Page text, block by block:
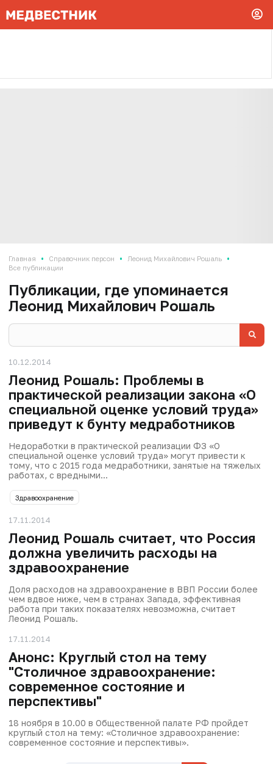
Главная • Справочник персон • Леонид Михайлович Рошаль •
Все публикации
Публикации, где упоминается
Леонид Михайлович Рошаль
10.12.2014
Леонид Рошаль: Проблемы в
практической реализации закона «О
специальной оценке условий труда»
приведут к бунту медработников
Недоработки в практической реализации ФЗ «О
специальной оценке условий труда» могут привести к
тому, что с 2015 года медработники, занятые на тяжелых
работах, с вредными...
Здравоохранение
17.11.2014
Леонид Рошаль считает, что Россия
должна увеличить расходы на
здравоохранение
Доля расходов на здравоохранение в ВВП России более
чем вдвое ниже, чем в странах Запада, эффективная
работа при таких показателях невозможна, считает
Леонид Рошаль.
17.11.2014
Анонс: Круглый стол на тему
"Столичное здравоохранение:
современное состояние и
перспективы"
18 ноября в 10.00 в Общественной палате РФ пройдет
круглый стол на тему: «Столичное здравоохранение:
современное состояние и перспективы».